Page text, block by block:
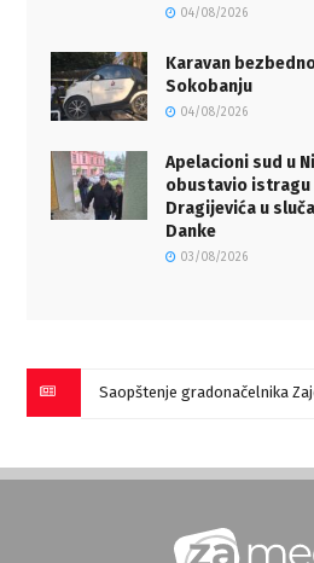
04/08/2026
Karavan
Sokobanju
04/08/2026
Apelacioni sud u
obustavio
Dragijevića u
Danke
03/08/2026
Saopštenje gradonačelnika